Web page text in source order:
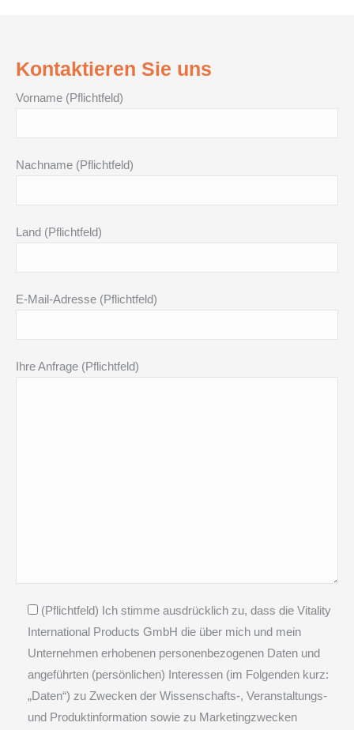
Kontaktieren Sie uns
Vorname (Pflichtfeld)
Nachname (Pflichtfeld)
Land (Pflichtfeld)
E-Mail-Adresse (Pflichtfeld)
Ihre Anfrage (Pflichtfeld)
(Pflichtfeld) Ich stimme ausdrücklich zu, dass die Vitality
International Products GmbH die über mich und mein
Unternehmen erhobenen personenbezogenen Daten und
angeführten (persönlichen) Interessen (im Folgenden kurz:
„Daten“) zu Zwecken der Wissenschafts-, Veranstaltungs-
und Produktinformation sowie zu Marketingzwecken